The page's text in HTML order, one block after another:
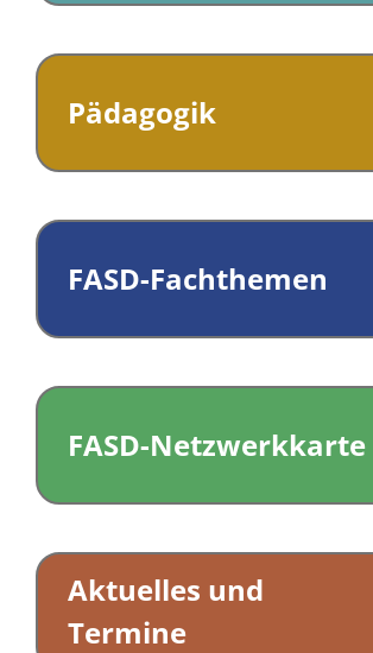
Pädagogik
FASD-Fachthemen
FASD-Netzwerkkarte
Aktuelles und
Termine